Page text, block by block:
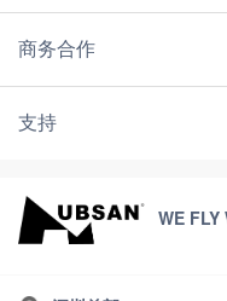
商务合作
支持
WE FLY